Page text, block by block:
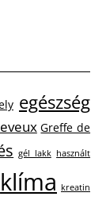
egészség
Greffe de
gél lakk használt
klíma kreatin